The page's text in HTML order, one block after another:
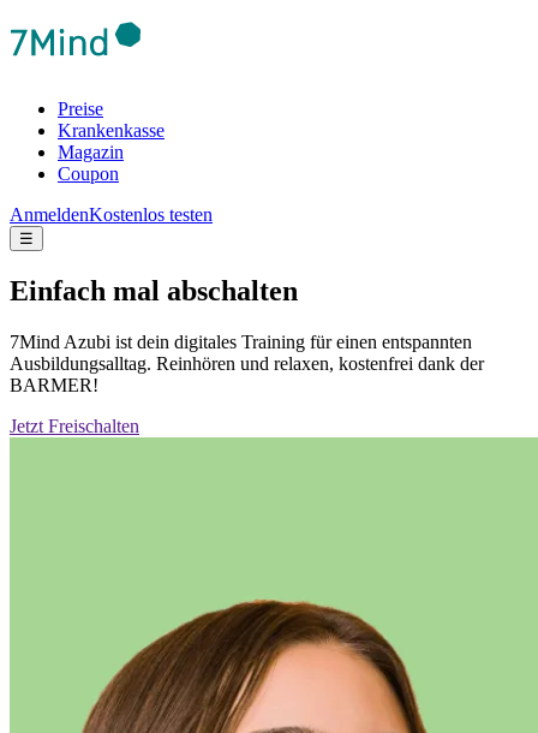
Preise
Krankenkasse
Magazin
Coupon
AnmeldenKostenlos testen
☰
Einfach mal abschalten
7Mind Azubi ist dein digitales Training für einen entspannten
Ausbildungsalltag. Reinhören und relaxen, kostenfrei dank der
BARMER!
Jetzt Freischalten